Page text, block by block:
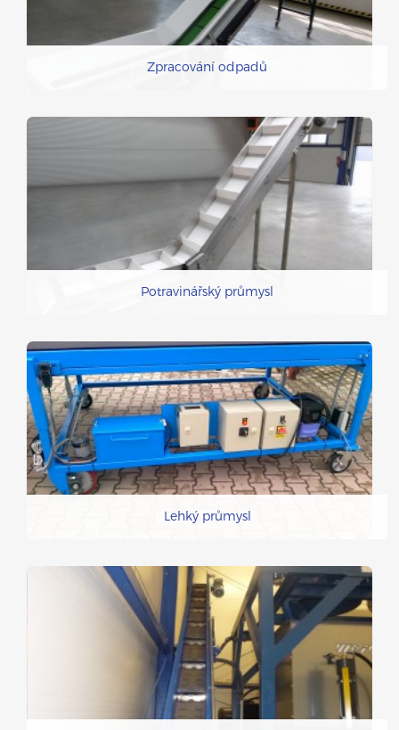
Zpracování odpadů
Potravinářský průmysl
Lehký průmysl